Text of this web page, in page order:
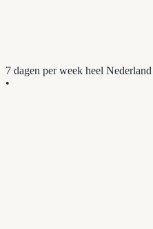
7 dagen per week heel
•